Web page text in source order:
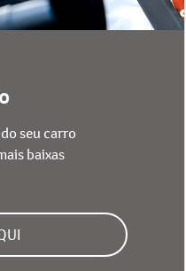
seu carro
baixas